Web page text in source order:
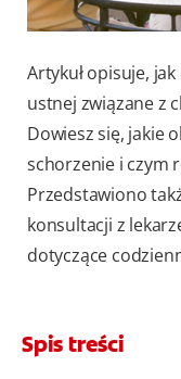
Artykuł opisuje,
ustnej związane z
Dowiesz się, jakie
schorzenie i czym
Przedstawiono
konsultacji z
dotyczące
Spis treści